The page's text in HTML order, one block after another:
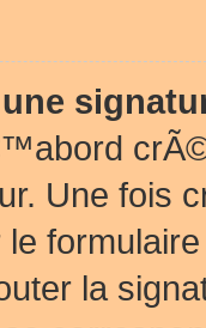
Une fois
le
la